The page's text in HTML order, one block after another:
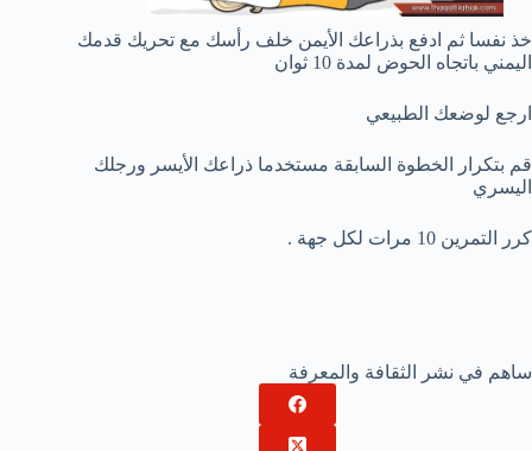
خذ نفسا ثم ادفع بذراعك الأيمن خلف رأسك مع تحريك قدمك
اليمني باتجاه الحوض لمدة 10 ثوان
ارجع لوضعك الطبيعي
قم بتكرار الخطوة السابقة مستخدما ذراعك الأيسر ورجلك
اليسري
كرر التمرين 10 مرات لكل جهة .
ساهم في نشر الثقافة والمعرفة